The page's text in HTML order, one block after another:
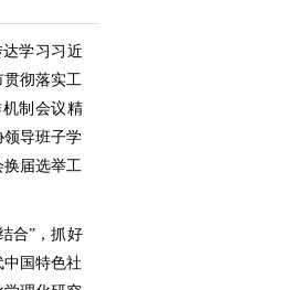
学习习近
贯彻落实工
制会议精
领导班子学
换届选举工
合”，抓好
国特色社